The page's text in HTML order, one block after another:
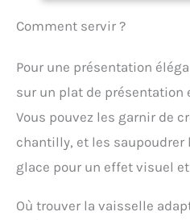
un
tant
ou
en
Comment servir ?
Pour une présentation
sur un plat de présentation
Vous pouvez les garnir de
chantilly, et les saupoudrer
glace pour un effet visuel
Où trouver la vaisselle